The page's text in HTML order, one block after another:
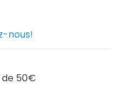
€.
nous!
50€